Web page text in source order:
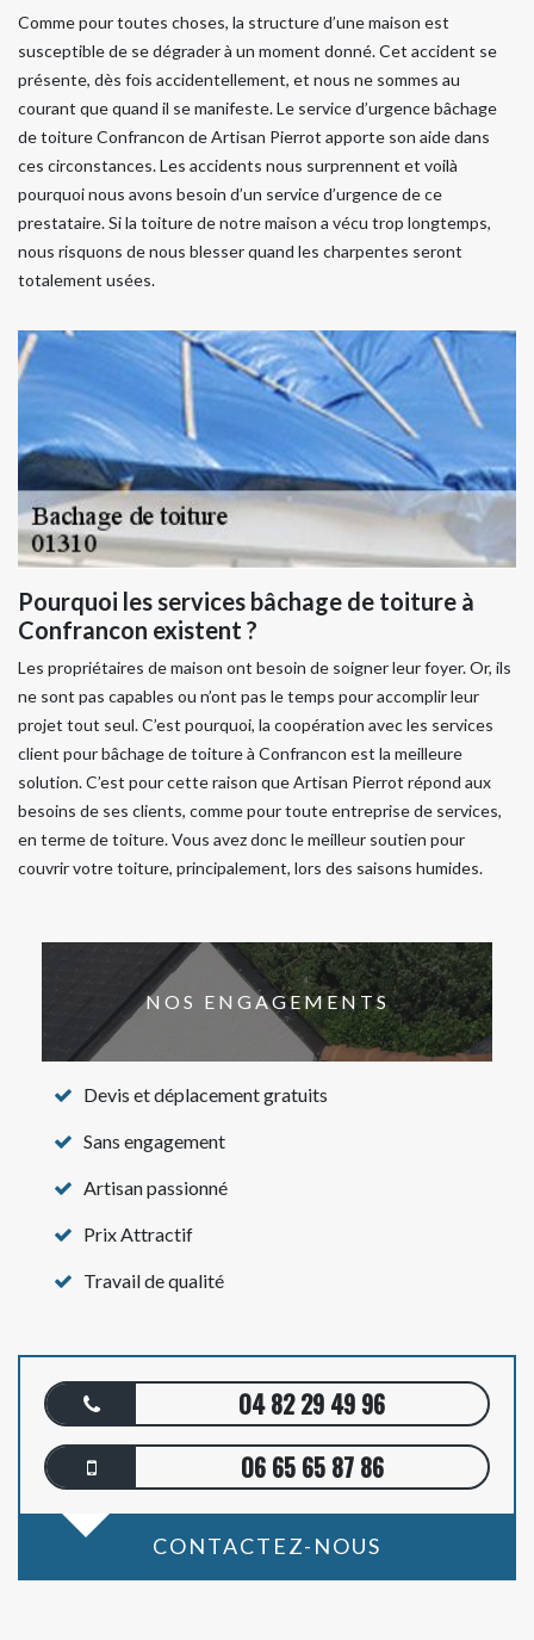
Comme pour toutes choses, la structure d’une maison est
susceptible de se dégrader à un moment donné. Cet accident se
présente, dès fois accidentellement, et nous ne sommes au
courant que quand il se manifeste. Le service d’urgence bâchage
de toiture Confrancon de Artisan Pierrot apporte son aide dans
ces circonstances. Les accidents nous surprennent et voilà
pourquoi nous avons besoin d’un service d’urgence de ce
prestataire. Si la toiture de notre maison a vécu trop longtemps,
nous risquons de nous blesser quand les charpentes seront
totalement usées.
Pourquoi les services bâchage de toiture à
Confrancon existent ?
Les propriétaires de maison ont besoin de soigner leur foyer. Or, ils
ne sont pas capables ou n’ont pas le temps pour accomplir leur
projet tout seul. C’est pourquoi, la coopération avec les services
client pour bâchage de toiture à Confrancon est la meilleure
solution. C’est pour cette raison que Artisan Pierrot répond aux
besoins de ses clients, comme pour toute entreprise de services,
en terme de toiture. Vous avez donc le meilleur soutien pour
couvrir votre toiture, principalement, lors des saisons humides.
NOS ENGAGEMENTS
Devis et déplacement gratuits
Sans engagement
Artisan passionné
Prix Attractif
Travail de qualité
04 82 29 49 96
06 65 65 87 86
CONTACTEZ-NOUS